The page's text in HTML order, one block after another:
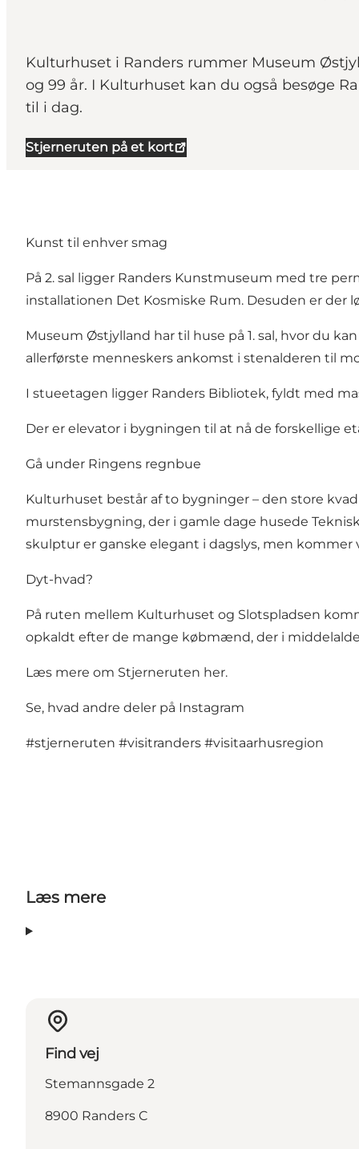
Kulturhuset i Randers rummer Museum
og 99 år. I Kulturhuset kan du også besøge
til i dag.
Stjerneruten på et kort
Kunst til enhver smag
På 2. sal ligger Randers Kunstmuseum med tre
installationen Det Kosmiske Rum. Desuden er
Museum Østjylland har til huse på 1. sal, hvor du
allerførste menneskers ankomst i stenalderen til
I stueetagen ligger Randers Bibliotek, fyldt med
Der er elevator i bygningen til at nå de forskellige
Gå under Ringens regnbue
Kulturhuset består af to bygninger – den store
murstensbygning, der i gamle dage husede
skulptur er ganske elegant i dagslys, men
Dyt-hvad?
På ruten mellem Kulturhuset og Slotspladsen
opkaldt efter de mange købmænd, der i
Læs mere om Stjerneruten her.
Se, hvad andre deler på Instagram
#stjerneruten #visitranders #visitaarhusregion
Læs mere
Find vej
Stemannsgade 2
8900 Randers C